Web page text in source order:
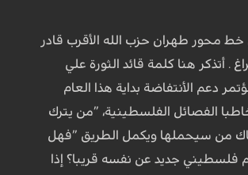
محور طهران حزب الله الأقرب قادر
. أتذكر هنا كلمة قائد الثورة علي
دعم الأنتفاضة بداية هذا العام
الفصائل الفلسطينية، ”من يترك
من سيحملها ويكمل الطريق ”فهل
جديد عن نفسه قريبا؟ إذا